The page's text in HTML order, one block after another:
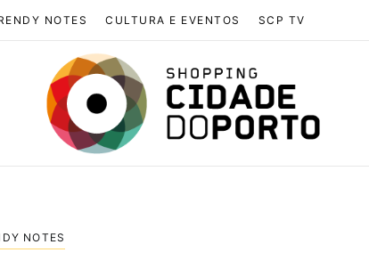
NOTES CULTURA E EVENTOS SCP TV
NOTES